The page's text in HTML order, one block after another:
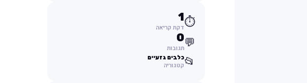
⏱️
1
דקת קריאה
💬
0
תגובות
📂כלבים גזעיים
קטגוריה